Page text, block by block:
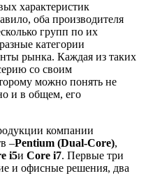
характеристик
оба производителя
групп по их
категории
рынка. Каждая из таких
со своим
можно понять не
и в общем, его
компании
–Pentium (Dual-Core),
i5и Core i7. Первые три
и офисные решения, два